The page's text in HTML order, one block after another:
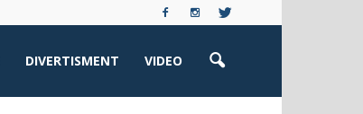
DIVERTISMENT VIDEO